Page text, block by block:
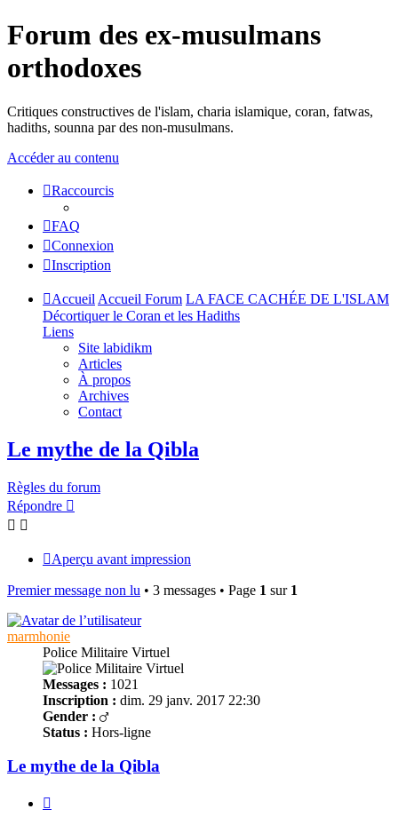
Forum des ex-musulmans
orthodoxes
Critiques constructives de l'islam, charia islamique, coran, fatwas,
hadiths, sounna par des non-musulmans.
Accéder au contenu
Raccourcis
FAQ
Connexion
Inscription
Accueil Accueil Forum LA FACE CACHÉE DE L'ISLAM
Décortiquer le Coran et les Hadiths
Liens
Site labidikm
Articles
À propos
Archives
Contact
Le mythe de la Qibla
Règles du forum
Répondre
Aperçu avant impression
Premier message non lu • 3 messages • Page 1 sur 1
marmhonie
Police Militaire Virtuel
Messages : 1021
Inscription : dim. 29 janv. 2017 22:30
Gender :
Status : Hors-ligne
Le mythe de la Qibla